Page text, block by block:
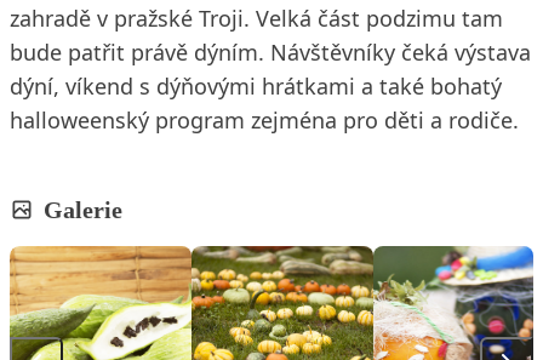
zahradě v pražské Troji. Velká část podzimu tam
bude patřit právě dýním. Návštěvníky čeká výstava
dýní, víkend s dýňovými hrátkami a také bohatý
halloweenský program zejména pro děti a rodiče.
Galerie